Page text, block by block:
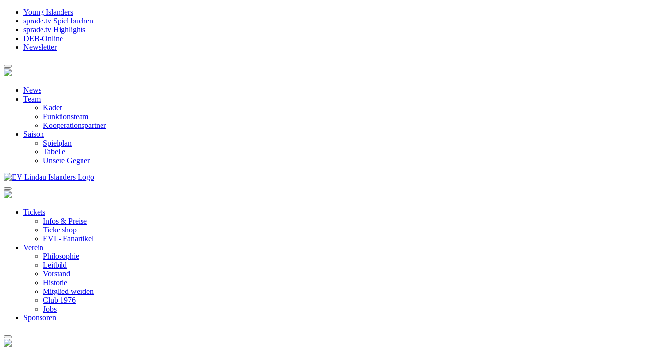
Young Islanders
sprade.tv Spiel buchen
sprade.tv Highlights
DEB-Online
Newsletter
News
Team
Kader
Funktionsteam
Kooperationspartner
Saison
Spielplan
Tabelle
Unsere Gegner
Tickets
Infos & Preise
Ticketshop
EVL- Fanartikel
Verein
Philosophie
Leitbild
Vorstand
Historie
Mitglied werden
Club 1976
Jobs
Sponsoren